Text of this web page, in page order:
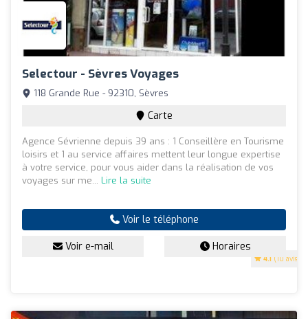
Selectour - Sèvres Voyages
4.1 (10 avis)
118 Grande Rue - 92310, Sèvres
Carte
Agence Sévrienne depuis 39 ans : 1 Conseillère en Tourisme
loisirs et 1 au service affaires mettent leur longue expertise
à votre service, pour vous aider dans la réalisation de vos
voyages sur me... Lire la suite
Voir le téléphone
Voir e-mail Horaires